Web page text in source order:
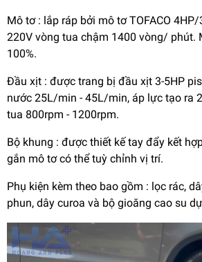
Mô tơ : lắp ráp bởi mô tơ TOFACO
220V vòng tua chậm 1400 vòng/ phút.
100%.
Đầu xịt : được trang bị đầu xịt 3-5HP
nước 25L/min - 45L/min, áp lực tạo ra
tua 800rpm - 1200rpm.
Bộ khung : được thiết kế tay đẩy kết
gắn mô tơ có thể tuỳ chỉnh vị trí.
Phụ kiện kèm theo bao gồm : lọc rác,
phun, dây curoa và bộ gioăng cao su